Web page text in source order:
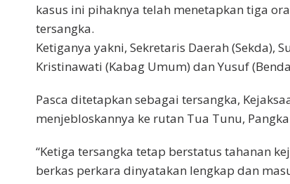
kasus ini pihaknya telah menetapkan tiga
tersangka.
Ketiganya yakni, Sekretaris Daerah (Sekda),
Kristinawati (Kabag Umum) dan Yusuf
Pasca ditetapkan sebagai tersangka,
menjebloskannya ke rutan Tua Tunu,
“Ketiga tersangka tetap berstatus tahanan
berkas perkara dinyatakan lengkap dan